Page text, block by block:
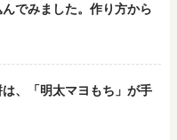
でみました。作り方から
、「明太マヨもち」が手